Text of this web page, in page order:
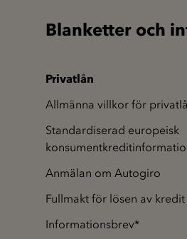
Blanketter och
Privatlån
Allmänna villkor för
Standardiserad europeisk
Anmälan om Autogiro
Fullmakt för lösen av kredit
Informationsbrev*